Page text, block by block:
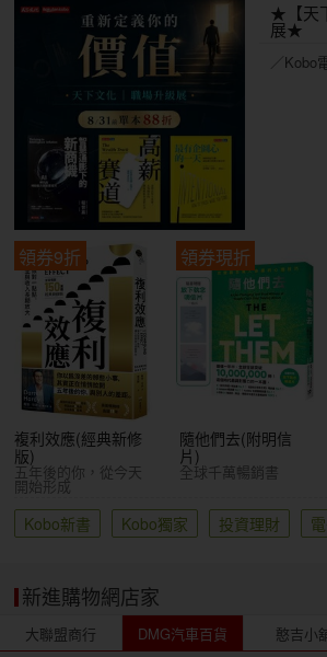
★【天
展★
／Kobo
領券9折
複利效應(經典新修
版)
五年後的你，從今天
開始形成
領券現折
隨他們去(附明信
片)
全球千萬暢銷書
Kobo新書 Kobo獨家 投資理財
新進購物網店家
大聯盟商行 DMG汽車百貨 憨吉小